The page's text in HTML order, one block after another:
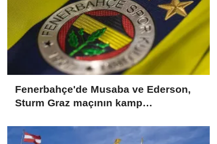
Fenerbahçe'de Musaba ve Ederson,
Sturm Graz maçının kamp